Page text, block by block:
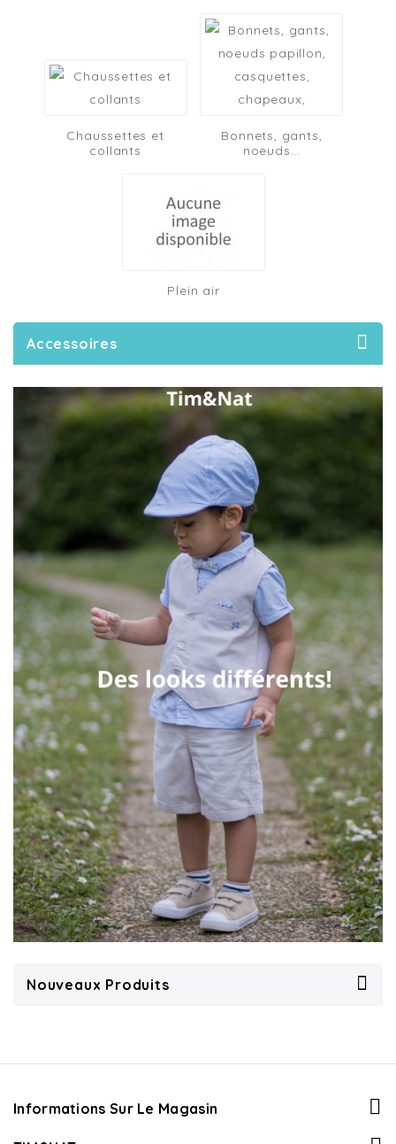
Chaussettes et
collants
Bonnets, gants,
noeuds...
Plein air
Accessoires
Nouveaux Produits
Informations Sur Le Magasin